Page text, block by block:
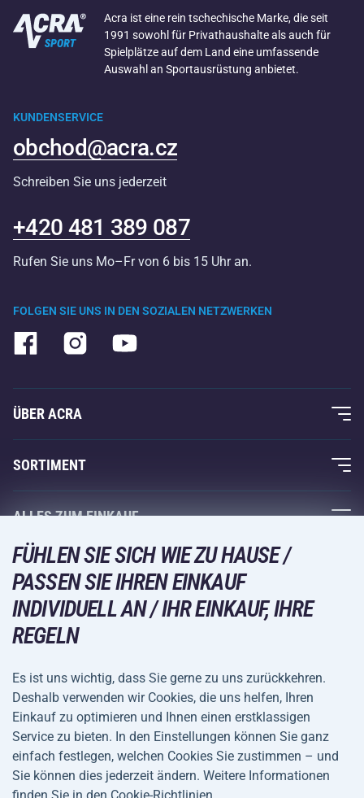
Acra ist eine rein tschechische Marke, die seit
1991 sowohl für Privathaushalte als auch für
Spielplätze auf dem Land eine umfassende
Auswahl an Sportausrüstung anbietet.
FOLGEN SIE UNS IN DEN SOZIALEN NETZWERKEN
KUNDENSERVICE
obchod@acra.cz
Schreiben Sie uns jederzeit
+420 481 389 087
Rufen Sie uns Mo–Fr von 6 bis 15 Uhr an.
ÜBER ACRA
Über uns
Acra-Garantie
Kontakte
Großhandel
Einkaufsratgeber
SORTIMENT
Fitness und Krafttraining
Racketsportarten
Wintersport
Freizeit und Unterhaltung
Camping und Wandern
Fahrräder und Roller
Ballsportarten
Wassersport
Sportbekleidung und Accessoires
ALLES ZUM EINKAUF
Acra-Garantie
Rückgabe und Reklamationen
VERSANDARTEN
ZAHLUNGSARTEN
Allgemeine
Geschäftsbedingungen
Datenschutz
FÜHLEN SIE SICH WIE ZU HAUSE /
PASSEN SIE IHREN EINKAUF
INDIVIDUELL AN / IHR EINKAUF, IHRE
REGELN
Es ist uns wichtig, dass Sie gerne zu uns zurückkehren.
Deshalb verwenden wir Cookies, die uns helfen, Ihren
Einkauf zu optimieren und Ihnen einen erstklassigen
Service zu bieten. In den Einstellungen können Sie ganz
einfach festlegen, welchen Cookies Sie zustimmen – und
Sie können dies jederzeit ändern. Weitere Informationen